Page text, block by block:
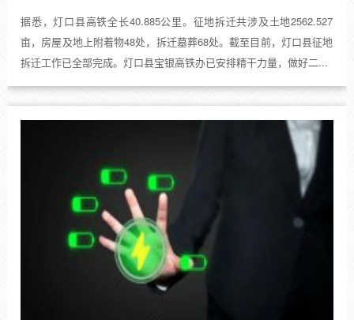
据悉，灯口县高铁全长40.885公里。征地拆迁共涉及土地2562.527
亩，房屋及地上附着物48处，拆迁墓葬68处。截至目前，灯口县征地
拆迁工作已全部完成。灯口县宝银高铁办已安排精干力量，做好二...